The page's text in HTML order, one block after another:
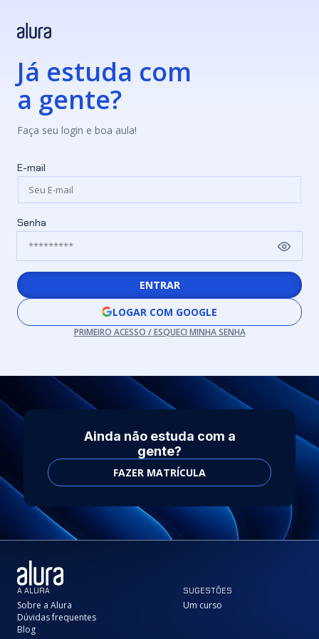
Já estuda com
a gente?
Faça seu login e boa aula!
E-mail
Senha
ENTRAR
LOGAR COM GOOGLE
PRIMEIRO ACESSO / ESQUECI MINHA SENHA
Ainda não estuda com a
gente?
FAZER MATRÍCULA
A ALURA
Sobre a Alura
Dúvidas frequentes
Blog
SUGESTÕES
Um curso